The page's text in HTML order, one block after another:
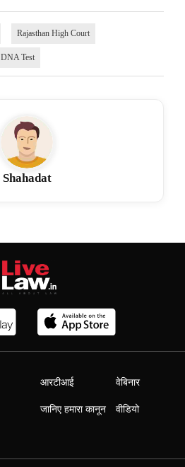
Rajasthan High Court
DNA Test
Shahadat
आरटीआई
जानिए हमारा कानून
वेबिनार
वीडियो